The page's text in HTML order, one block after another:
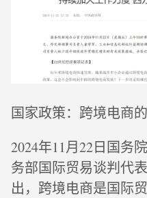
国家政策：跨境电商
2024年11月22日国务
务部国际贸易谈判代
出，跨境电商是国际